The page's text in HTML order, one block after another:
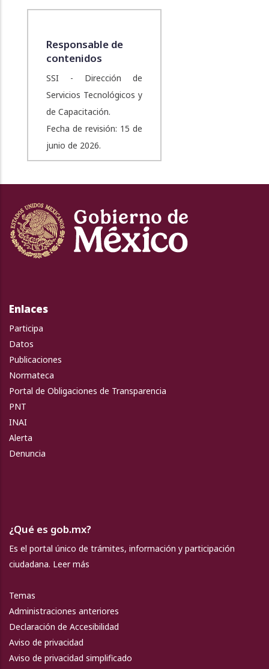
Responsable de
contenidos
SSI - Dirección de
Servicios Tecnológicos y
de Capacitación.
Fecha de revisión: 15 de
junio de 2026.
Enlaces
Participa
Datos
Publicaciones
Normateca
Portal de Obligaciones de Transparencia
PNT
INAI
Alerta
Denuncia
¿Qué es gob.mx?
Es el portal único de trámites, información y participación
ciudadana. Leer más
Temas
Administraciones anteriores
Declaración de Accesibilidad
Aviso de privacidad
Aviso de privacidad simplificado